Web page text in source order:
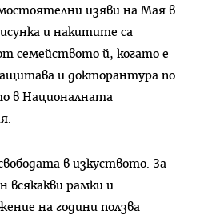
изяви на Мая в
и накитите са
семейството й, когато е
и докторантура по
в Националната
в изкуството. За
всякакви рамки и
на години ползва